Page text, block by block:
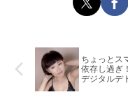
ちょっとス
依存し過ぎ
デジタルデ